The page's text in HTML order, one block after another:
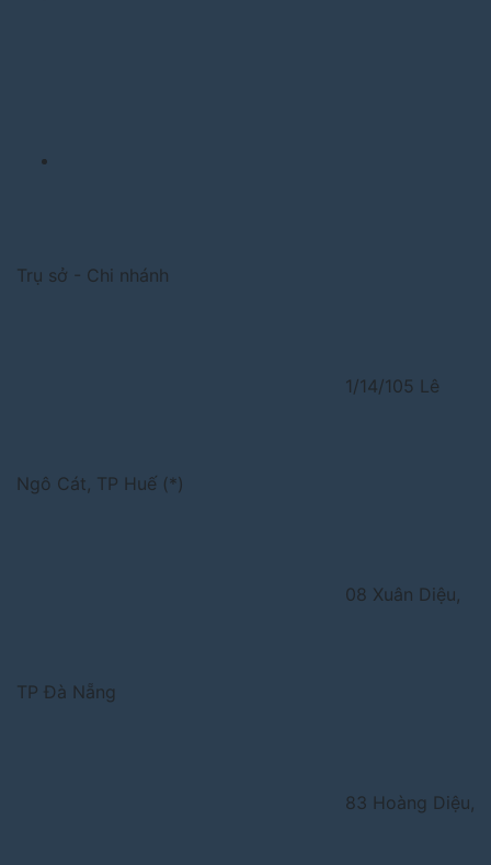
Trụ sở - Chi nhánh
1/14/105 Lê
Ngô Cát, TP Huế (*)
08 Xuân Diệu,
TP Đà Nẵng
83 Hoàng Diệu,